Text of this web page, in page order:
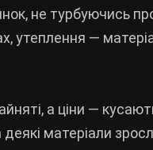
не турбуючись
утеплення —
а ціни —
матеріали